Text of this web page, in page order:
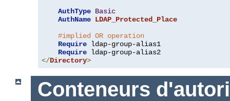
AuthType Basic
AuthName LDAP_Protected_Place
#implied OR operation
Require ldap-group-alias1
Require
</Directory>
Conteneurs